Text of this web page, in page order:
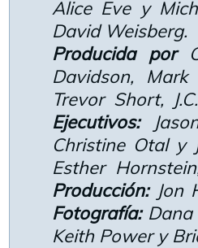
Alice Eve y
David Weisberg.
Producida por
Davidson,
Trevor Short,
Ejecutivos:
Christine Otal y
Esther
Producción:Jon
Fotografía:Dana
Keith Power y